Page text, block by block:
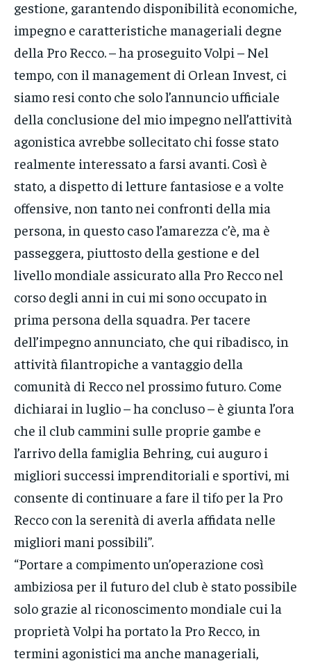
gestione, garantendo disponibilità economiche,
impegno e caratteristiche manageriali degne
della Pro Recco. – ha proseguito Volpi – Nel
tempo, con il management di Orlean Invest, ci
siamo resi conto che solo l’annuncio ufficiale
della conclusione del mio impegno nell’attività
agonistica avrebbe sollecitato chi fosse stato
realmente interessato a farsi avanti. Così è
stato, a dispetto di letture fantasiose e a volte
offensive, non tanto nei confronti della mia
persona, in questo caso l’amarezza c’è, ma è
passeggera, piuttosto della gestione e del
livello mondiale assicurato alla Pro Recco nel
corso degli anni in cui mi sono occupato in
prima persona della squadra. Per tacere
dell’impegno annunciato, che qui ribadisco, in
attività filantropiche a vantaggio della
comunità di Recco nel prossimo futuro. Come
dichiarai in luglio – ha concluso – è giunta l’ora
che il club cammini sulle proprie gambe e
l’arrivo della famiglia Behring, cui auguro i
migliori successi imprenditoriali e sportivi, mi
consente di continuare a fare il tifo per la Pro
Recco con la serenità di averla affidata nelle
migliori mani possibili”.
“Portare a compimento un’operazione così
ambiziosa per il futuro del club è stato possibile
solo grazie al riconoscimento mondiale cui la
proprietà Volpi ha portato la Pro Recco, in
termini agonistici ma anche manageriali,